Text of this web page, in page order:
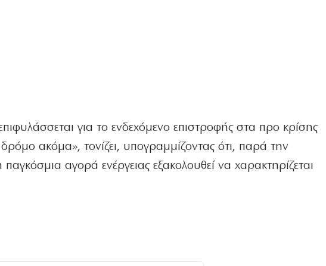
για το ενδεχόμενο επιστροφής στα προ κρίσης
ακόμα», τονίζει, υπογραμμίζοντας ότι, παρά την
αγορά ενέργειας εξακολουθεί να χαρακτηρίζεται